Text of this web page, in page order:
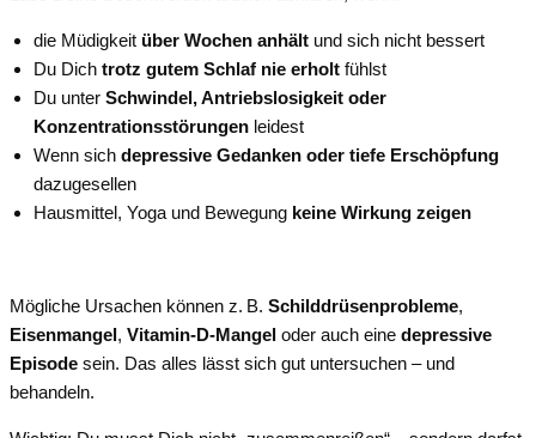
die Müdigkeit über Wochen anhält und sich nicht bessert
Du Dich trotz gutem Schlaf nie erholt fühlst
Du unter Schwindel, Antriebslosigkeit oder
Konzentrationsstörungen leidest
Wenn sich depressive Gedanken oder tiefe Erschöpfung
dazugesellen
Hausmittel, Yoga und Bewegung keine Wirkung zeigen
Mögliche Ursachen können z. B. Schilddrüsenprobleme,
Eisenmangel, Vitamin-D-Mangel oder auch eine depressive
Episode sein. Das alles lässt sich gut untersuchen – und
behandeln.